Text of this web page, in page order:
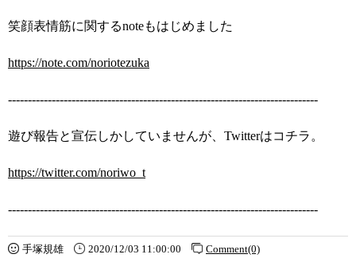
笑顔表情筋に関するnoteもはじめました
https://note.com/noriotezuka
------------------------------------------------------------------------------
遊び報告と宣伝しかしていませんが、Twitterはコチラ。
https://twitter.com/noriwo_t
------------------------------------------------------------------------------
手塚規雄 2020/12/03 11:00:00 Comment(0)